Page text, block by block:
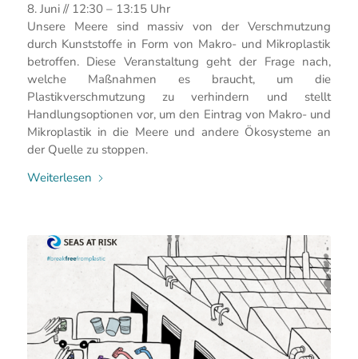
8. Juni // 12:30 – 13:15 Uhr
Unsere Meere sind massiv von der Verschmutzung
durch Kunststoffe in Form von Makro- und Mikroplastik
betroffen. Diese Veranstaltung geht der Frage nach,
welche Maßnahmen es braucht, um die
Plastikverschmutzung zu verhindern und stellt
Handlungsoptionen vor, um den Eintrag von Makro- und
Mikroplastik in die Meere und andere Ökosysteme an
der Quelle zu stoppen.
Weiterlesen